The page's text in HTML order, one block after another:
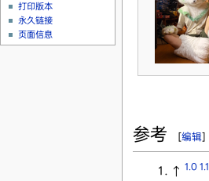
参考 [编辑]
↑ 1.0 1.1
打印版本
永久链接
页面信息